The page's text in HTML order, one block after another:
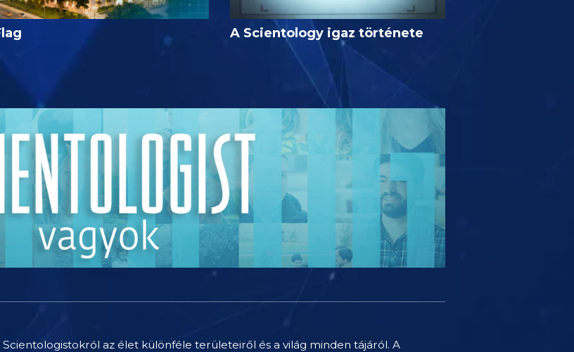
A Scientology igaz története
az élet különféle területeiről és a világ minden tájáról. A